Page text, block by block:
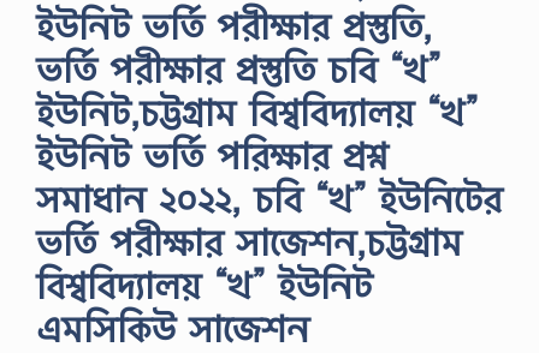
ইউনিট ভর্তি পরীক্ষার প্রস্তুতি,
ভর্তি পরীক্ষার প্রস্তুতি চবি “খ”
ইউনিট,চট্টগ্রাম বিশ্ববিদ্যালয় “খ”
ইউনিট ভর্তি পরিক্ষার প্রশ্ন
সমাধান ২০২২, চবি “খ” ইউনিটের
ভর্তি পরীক্ষার সাজেশন,চট্টগ্রাম
বিশ্ববিদ্যালয় “খ” ইউনিট
এমসিকিউ সাজেশন